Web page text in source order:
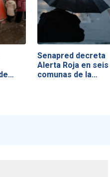
Senapred decreta
Alerta Roja en seis
comunas de la…